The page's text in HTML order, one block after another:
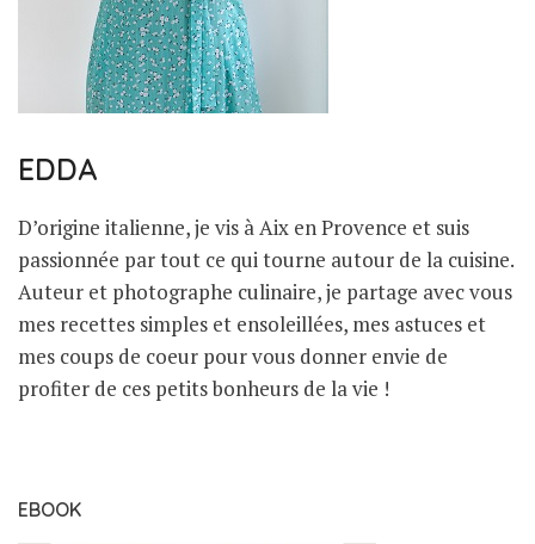
EDDA
D’origine italienne, je vis à Aix en Provence et suis
passionnée par tout ce qui tourne autour de la cuisine.
Auteur et photographe culinaire, je partage avec vous
mes recettes simples et ensoleillées, mes astuces et
mes coups de coeur pour vous donner envie de
profiter de ces petits bonheurs de la vie !
EBOOK